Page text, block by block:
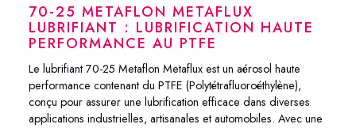
70-25 METAFLON METAFLUX
LUBRIFIANT : LUBRIFICATION HAUTE
PERFORMANCE AU PTFE
Le lubrifiant 70-25 Metaflon Metaflux est un aérosol haute
performance contenant du PTFE (Polytétrafluoroéthylène),
conçu pour assurer une lubrification efficace dans diverses
applications industrielles, artisanales et automobiles. Avec une